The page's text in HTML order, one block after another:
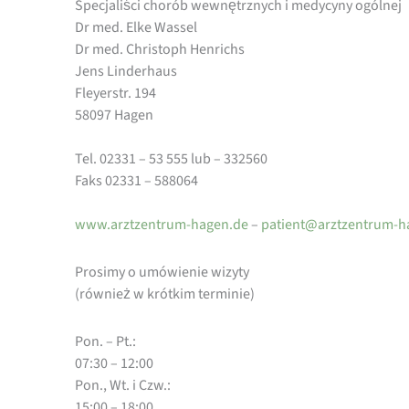
Specjaliści chorób wewnętrznych i medycyny ogólnej
Dr med. Elke Wassel
Dr med. Christoph Henrichs
Jens Linderhaus
Fleyerstr. 194
58097 Hagen
Tel. 02331 – 53 555 lub – 332560
Faks 02331 – 588064
www.arztzentrum-hagen.de– urtne
ztzra
@tnei
tap
Prosimy o umówienie wizyty
(również w krótkim terminie)
Pon. – Pt.:
07:30 – 12:00
Pon., Wt. i Czw.: